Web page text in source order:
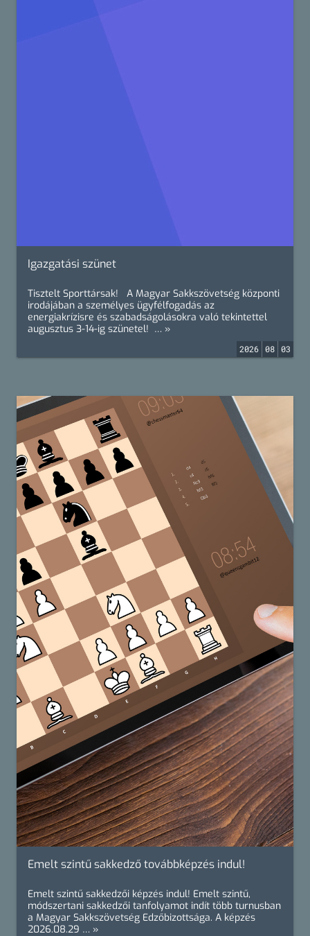
Igazgatási szünet
Tisztelt Sporttársak! A Magyar Sakkszövetség központi
irodájában a személyes ügyfélfogadás az
energiakrízisre és szabadságolásokra való tekintettel
augusztus 3-14-ig szünetel! … »
2026 08 03
Emelt szintű sakkedző továbbképzés indul!
Emelt szintű sakkedzői képzés indul! Emelt szintű,
módszertani sakkedzői tanfolyamot indít több turnusban
a Magyar Sakkszövetség Edzőbizottsága. A képzés
2026.08.29 … »